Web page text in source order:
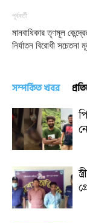
পূর্ববর্তী
মানবাধিকার তৃণমূল
নির্যাতন বিরোধী
সম্পর্কিত খবর